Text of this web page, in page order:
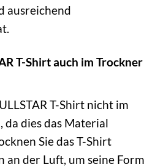
ausreichend
T-Shirt auch im Trockner
T-Shirt nicht im
dies das Material
Sie das T-Shirt
an der Luft, um seine Form